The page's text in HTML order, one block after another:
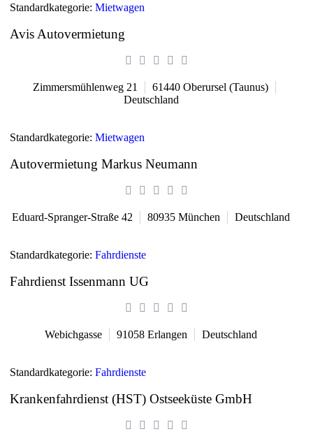
Standardkategorie: Mietwagen
Avis Autovermietung
Zimmersmühlenweg 21 61440 Oberursel (Taunus)
Deutschland
Standardkategorie: Mietwagen
Autovermietung Markus Neumann
Eduard-Spranger-Straße 42 80935 München Deutschland
Standardkategorie: Fahrdienste
Fahrdienst Issenmann UG
Webichgasse 91058 Erlangen Deutschland
Standardkategorie: Fahrdienste
Krankenfahrdienst (HST) Ostseeküste GmbH